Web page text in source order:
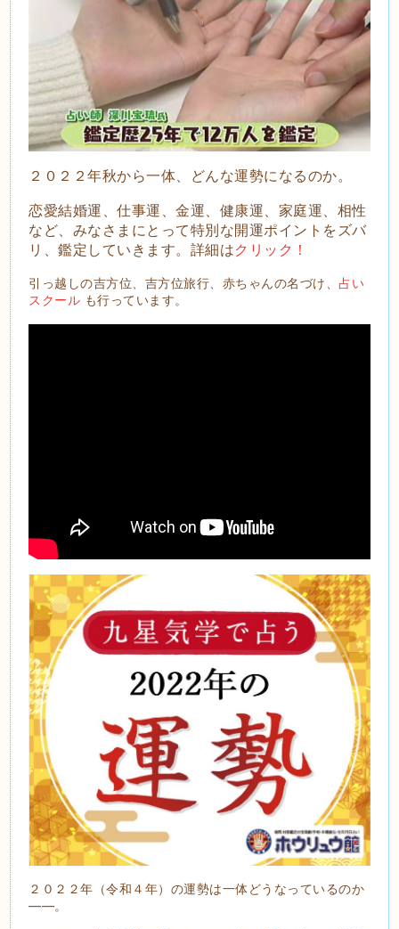
２０２２年秋から一体、どんな運勢になるのか。
恋愛結婚運、仕事運、金運、健康運、家庭運、相性
など、みなさまにとって特別な開運ポイントをズバ
リ、鑑定していきます。詳細はクリック！
引っ越しの吉方位、吉方位旅行、赤ちゃんの名づけ、占い
スクール も行っています。
２０２２年（令和４年）の運勢は一体どうなっているのか
――。